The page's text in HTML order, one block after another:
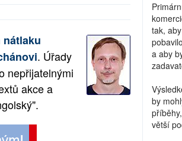
nátlaku
. Úřady
nepřijatelnými
akce a
tak,
a aby
by
větší